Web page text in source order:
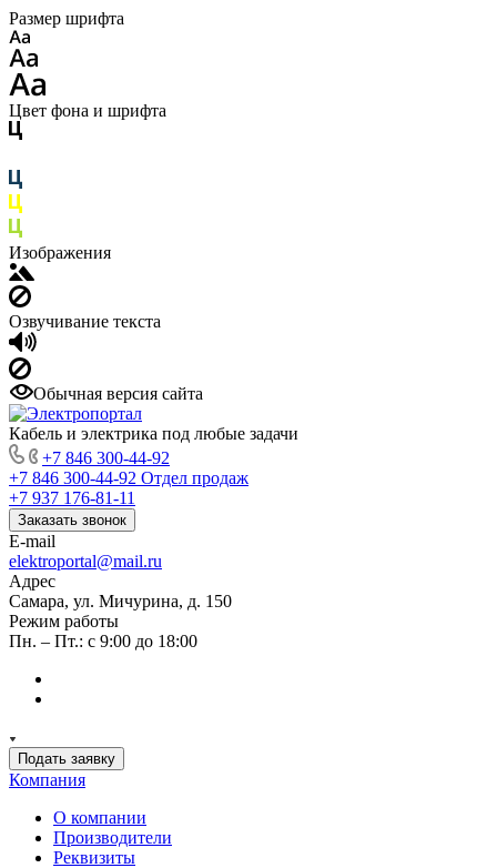
Размер шрифта
Цвет фона и шрифта
Изображения
Озвучивание текста
Обычная версия сайта
Кабель и электрика под любые задачи
+7 846 300-44-92
+7 846 300-44-92 Отдел продаж
+7 937 176-81-11
Заказать звонок
E-mail
elektroportal@mail.ru
Адрес
Самара, ул. Мичурина, д. 150
Режим работы
Пн. – Пт.: с 9:00 до 18:00
Подать заявку
Компания
О компании
Производители
Реквизиты